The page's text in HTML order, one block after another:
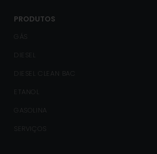
PRODUTOS
GÁS
DIESEL
DIESEL CLEAN BAC
ETANOL
GASOLINA
SERVIÇOS